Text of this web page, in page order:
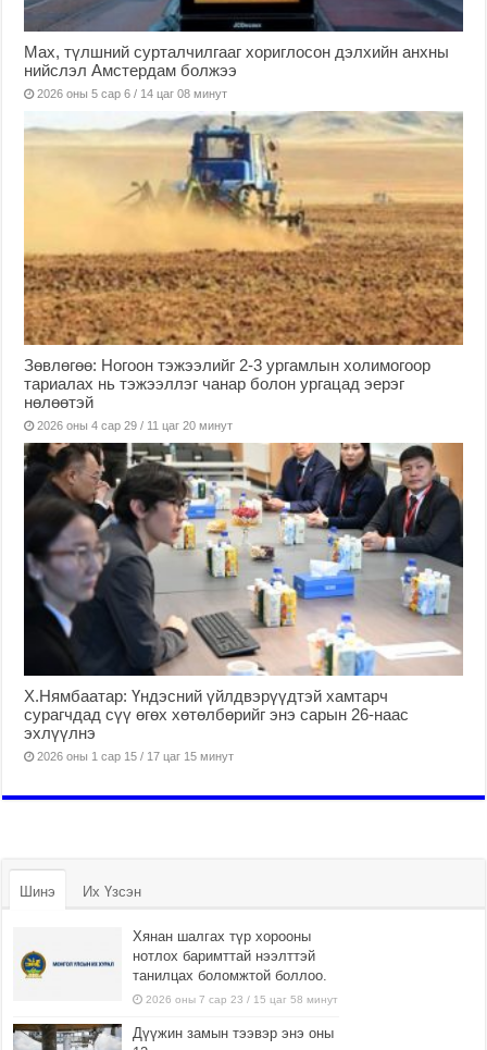
Мах, түлшний сурталчилгааг хориглосон дэлхийн анхны
нийслэл Амстердам болжээ
2026 оны 5 сар 6 / 14 цаг 08 минут
Зөвлөгөө: Ногоон тэжээлийг 2-3 ургамлын холимогоор
тариалах нь тэжээллэг чанар болон ургацад эерэг
нөлөөтэй
2026 оны 4 сар 29 / 11 цаг 20 минут
Х.Нямбаатар: Үндэсний үйлдвэрүүдтэй хамтарч
сурагчдад сүү өгөх хөтөлбөрийг энэ сарын 26-наас
эхлүүлнэ
2026 оны 1 сар 15 / 17 цаг 15 минут
Шинэ Их Үзсэн
Хянан шалгах түр хорооны
нотлох баримттай нээлттэй
танилцах боломжтой боллоо.
2026 оны 7 сар 23 / 15 цаг 58 минут
Дүүжин замын тээвэр энэ оны